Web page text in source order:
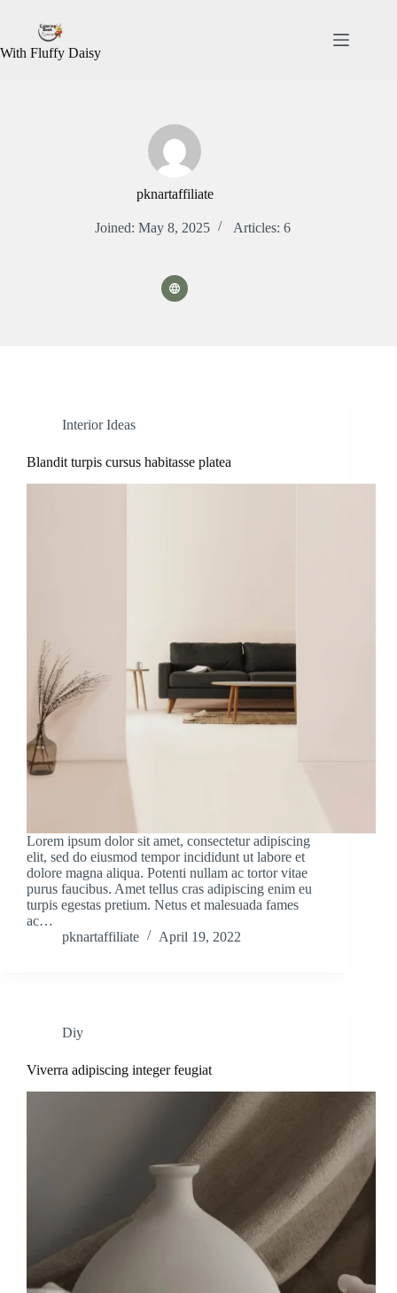
content
With Fluffy Daisy
pknartaffiliate
Joined: May 8, 2025 Articles: 6
Interior Ideas
Blandit turpis cursus habitasse platea
Lorem ipsum dolor sit amet, consectetur adipiscing
elit, sed do eiusmod tempor incididunt ut labore et
dolore magna aliqua. Potenti nullam ac tortor vitae
purus faucibus. Amet tellus cras adipiscing enim eu
turpis egestas pretium. Netus et malesuada fames
ac…
pknartaffiliate
April 19, 2022
Diy
Viverra adipiscing integer feugiat